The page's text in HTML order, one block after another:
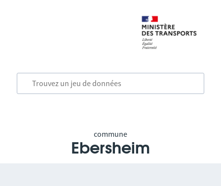
commune
Ebersheim